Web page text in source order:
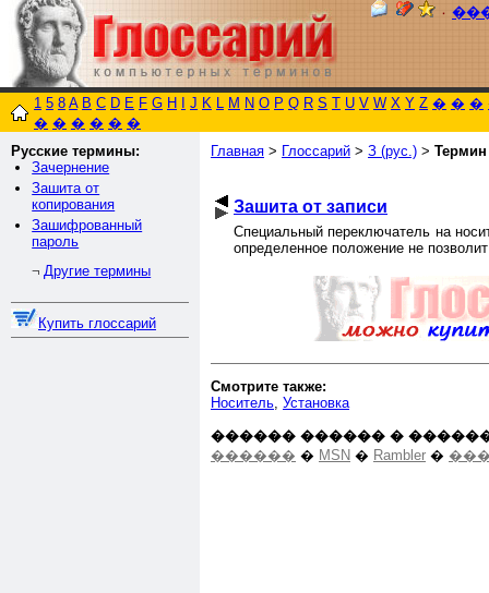
٠
1 5 8 A B C D E F G H J K L M N O P Q R S T U V W X Y Z � � �
� � � � � �
Русские термины:
Зачернение
Зашита от
копирования
Зашифрованный
пароль
¬ Другие термины
Купить глоссарий
Главная > Глоссарий > З (рус.) > Термин
Зашита от записи
Специальный переключатель на
определенное положение не
Смотрите также:
Носитель Установка
������ ������ �
������ � MSN � Rambler �